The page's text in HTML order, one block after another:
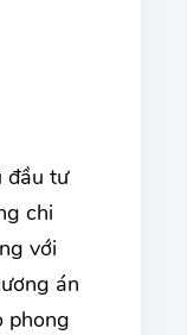
đầu tư
chi
với
án
phong